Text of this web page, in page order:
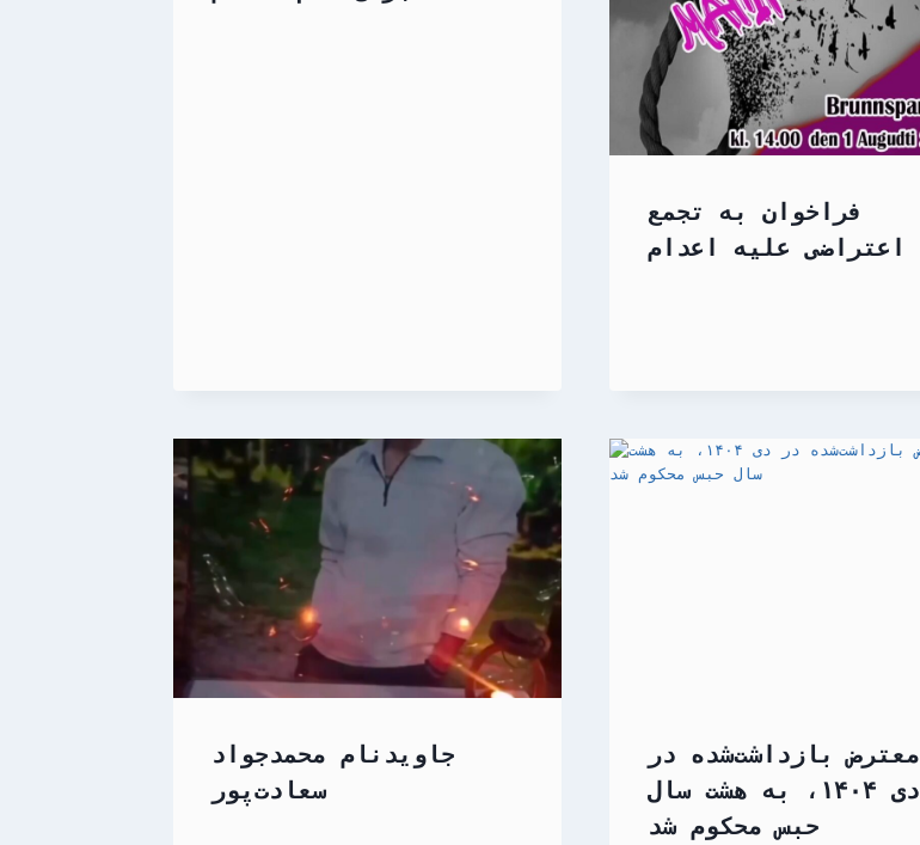
فراخوان به تجمع
اعتراضی علیه اعدام
جاویدنام محمدجواد
سعادت‌پور
معترض بازداشت‌شده در
دی ۱۴۰۴، به هشت سال
حبس محکوم شد